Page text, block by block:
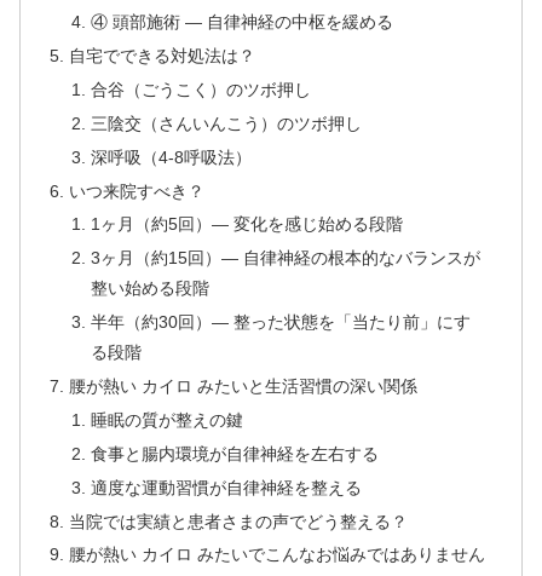
④ 頭部施術 — 自律神経の中枢を緩める
自宅でできる対処法は？
合谷（ごうこく）のツボ押し
三陰交（さんいんこう）のツボ押し
深呼吸（4-8呼吸法）
いつ来院すべき？
1ヶ月（約5回）— 変化を感じ始める段階
3ヶ月（約15回）— 自律神経の根本的なバランスが
整い始める段階
半年（約30回）— 整った状態を「当たり前」にす
る段階
腰が熱い カイロ みたいと生活習慣の深い関係
睡眠の質が整えの鍵
食事と腸内環境が自律神経を左右する
適度な運動習慣が自律神経を整える
当院では実績と患者さまの声でどう整える？
腰が熱い カイロ みたいでこんなお悩みではありません